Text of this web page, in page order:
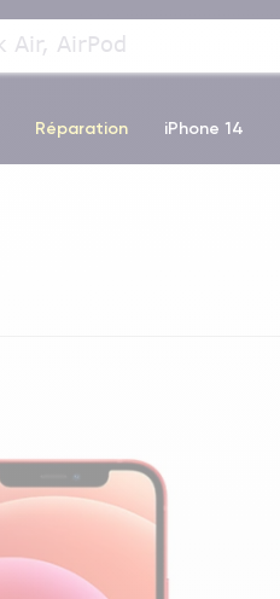
Réparation iPhone 14